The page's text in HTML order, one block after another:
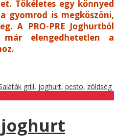
Tökéletes egy könnyed
gyomrod is megköszöni,
A PRO-PRE Joghurtból
elengedhetetlen a
grill, joghurt, pesto, zöldség